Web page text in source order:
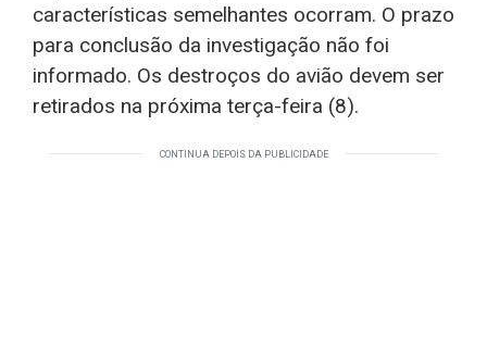
características semelhantes ocorram. O prazo
para conclusão da investigação não foi
informado. Os destroços do avião devem ser
retirados na próxima terça-feira (8).
CONTINUA DEPOIS DA PUBLICIDADE